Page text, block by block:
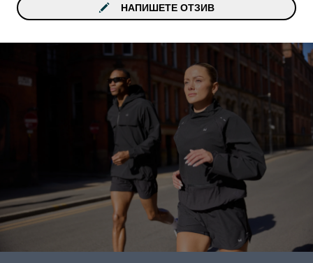
НАПИШЕТЕ ОТЗИВ